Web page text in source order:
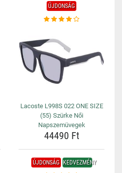
ÚJDONSÁG
Lacoste L998S 022 ONE SIZE
(55) Szürke Női
Napszemüvegek
44490 Ft
ÚJDONSÁG KEDVEZMÉNY